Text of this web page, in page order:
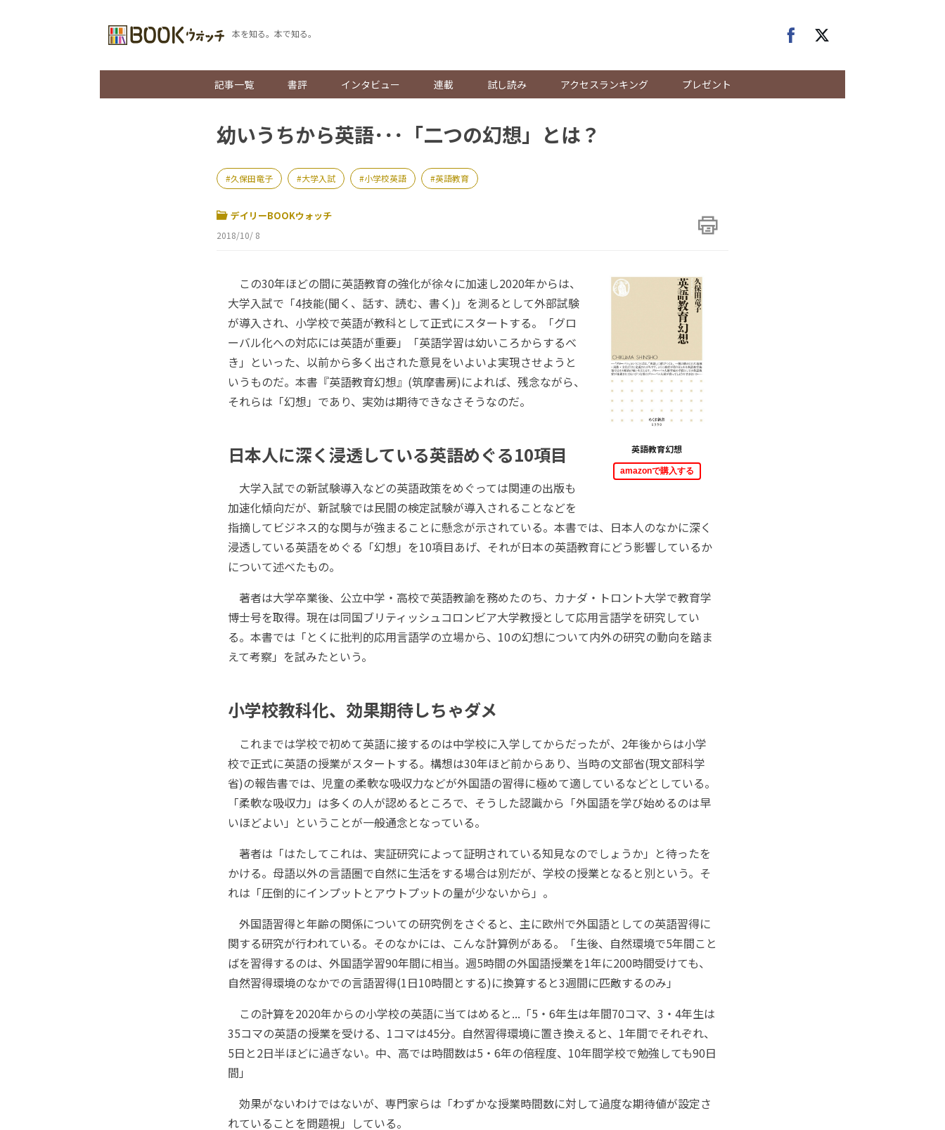
本を知る。本で知る。
記事一覧 書評 インタビュー 連載 試し読み アクセスランキング プレゼント
幼いうちから英語･･･「二つの幻想」とは？
久保田竜子 大学入試 小学校英語 英語教育
デイリーBOOKウォッチ
2018/10/ 8
英語教育幻想
amazonで購入する
この30年ほどの間に英語教育の強化が徐々に加速し2020年からは、
大学入試で「4技能(聞く、話す、読む、書く)」を測るとして外部試験
が導入され、小学校で英語が教科として正式にスタートする。「グロ
ーバル化への対応には英語が重要」「英語学習は幼いころからするべ
き」といった、以前から多く出された意見をいよいよ実現させようと
いうものだ。本書『英語教育幻想』(筑摩書房)によれば、残念ながら、
それらは「幻想」であり、実効は期待できなさそうなのだ。
日本人に深く浸透している英語めぐる10項目
大学入試での新試験導入などの英語政策をめぐっては関連の出版も
加速化傾向だが、新試験では民間の検定試験が導入されることなどを
指摘してビジネス的な関与が強まることに懸念が示されている。本書では、日本人のなかに深く
浸透している英語をめぐる「幻想」を10項目あげ、それが日本の英語教育にどう影響しているか
について述べたもの。
著者は大学卒業後、公立中学・高校で英語教諭を務めたのち、カナダ・トロント大学で教育学
博士号を取得。現在は同国ブリティッシュコロンビア大学教授として応用言語学を研究してい
る。本書では「とくに批判的応用言語学の立場から、10の幻想について内外の研究の動向を踏ま
えて考察」を試みたという。
小学校教科化、効果期待しちゃダメ
これまでは学校で初めて英語に接するのは中学校に入学してからだったが、2年後からは小学
校で正式に英語の授業がスタートする。構想は30年ほど前からあり、当時の文部省(現文部科学
省)の報告書では、児童の柔軟な吸収力などが外国語の習得に極めて適しているなどとしている。
「柔軟な吸収力」は多くの人が認めるところで、そうした認識から「外国語を学び始めるのは早
いほどよい」ということが一般通念となっている。
著者は「はたしてこれは、実証研究によって証明されている知見なのでしょうか」と待ったを
かける。母語以外の言語圏で自然に生活をする場合は別だが、学校の授業となると別という。そ
れは「圧倒的にインプットとアウトプットの量が少ないから」。
外国語習得と年齢の関係についての研究例をさぐると、主に欧州で外国語としての英語習得に
関する研究が行われている。そのなかには、こんな計算例がある。「生後、自然環境で5年間こと
ばを習得するのは、外国語学習90年間に相当。週5時間の外国語授業を1年に200時間受けても、
自然習得環境のなかでの言語習得(1日10時間とする)に換算すると3週間に匹敵するのみ」
この計算を2020年からの小学校の英語に当てはめると...「5・6年生は年間70コマ、3・4年生は
35コマの英語の授業を受ける、1コマは45分。自然習得環境に置き換えると、1年間でそれぞれ、
5日と2日半ほどに過ぎない。中、高では時間数は5・6年の倍程度、10年間学校で勉強しても90日
間」
効果がないわけではないが、専門家らは「わずかな授業時間数に対して過度な期待値が設定さ
れていることを問題視」している。